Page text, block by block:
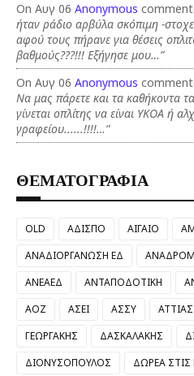
On Αυγ 06 Anonymous
ήταν ράδιο αρβύλα σκόπιμη -
αφού τους πήρανε για θέσεις
βαθμούς???!!! Εξήγησε μου…”
On Αυγ 06 Anonymous
Να μας πάρετε και τα καθήκοντα
γίνεται οπλίτης να είναι ΥΚΟΑ ή
γραφείου......!!!!…”
ΘΕΜΑΤΟΓΡΑΦΙΑ
OLD ΑΔΙΣΠΟ ΑΙΓΑΙΟ
ΑΝΑΔΙΟΡΓΑΝΩΣΗ ΕΔ
ΑΝΕΑΕΔ
ΑΝΤΑΠΟΔΟΤΙΚΗ
ΑΟΖ
ΑΣΕΙ ΑΣΣΥ ΑΤΤΙΑΣ
ΓΕΩΡΓΑΚΗΣ
ΔΑΣΚΑΛΑΚΗΣ
ΔΙΟΝΥΣΟΠΟΥΛΟΣ
ΔΩΡΕΑ ΣΤΙΣ